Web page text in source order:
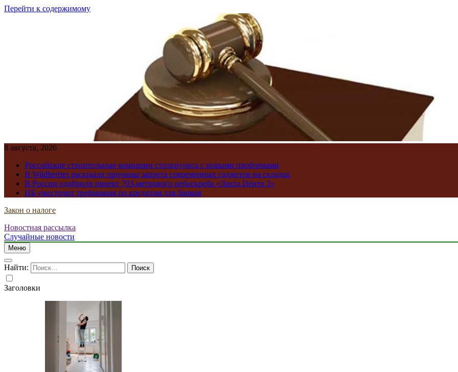
Перейти к содержимому
8 августа, 2026
Российские строительные компании столкнулись с новыми проблемами
В Wildberries раскрыли причины запрета современных гаджетов на складах
В России одобрили проект 703-метрового небоскреба «Лахта Центр 2»
ЦБ ужесточит требования по кредитам для банков
Закон о налоге
Новостная рассылка
Случайные новости
Меню
Найти:
Заголовки